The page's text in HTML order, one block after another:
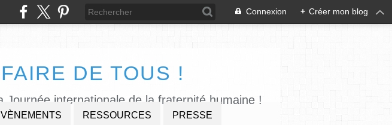
Connexion + Créer mon blog
DE TOUS !
internationale de la fraternité humaine !
RESSOURCES PRESSE